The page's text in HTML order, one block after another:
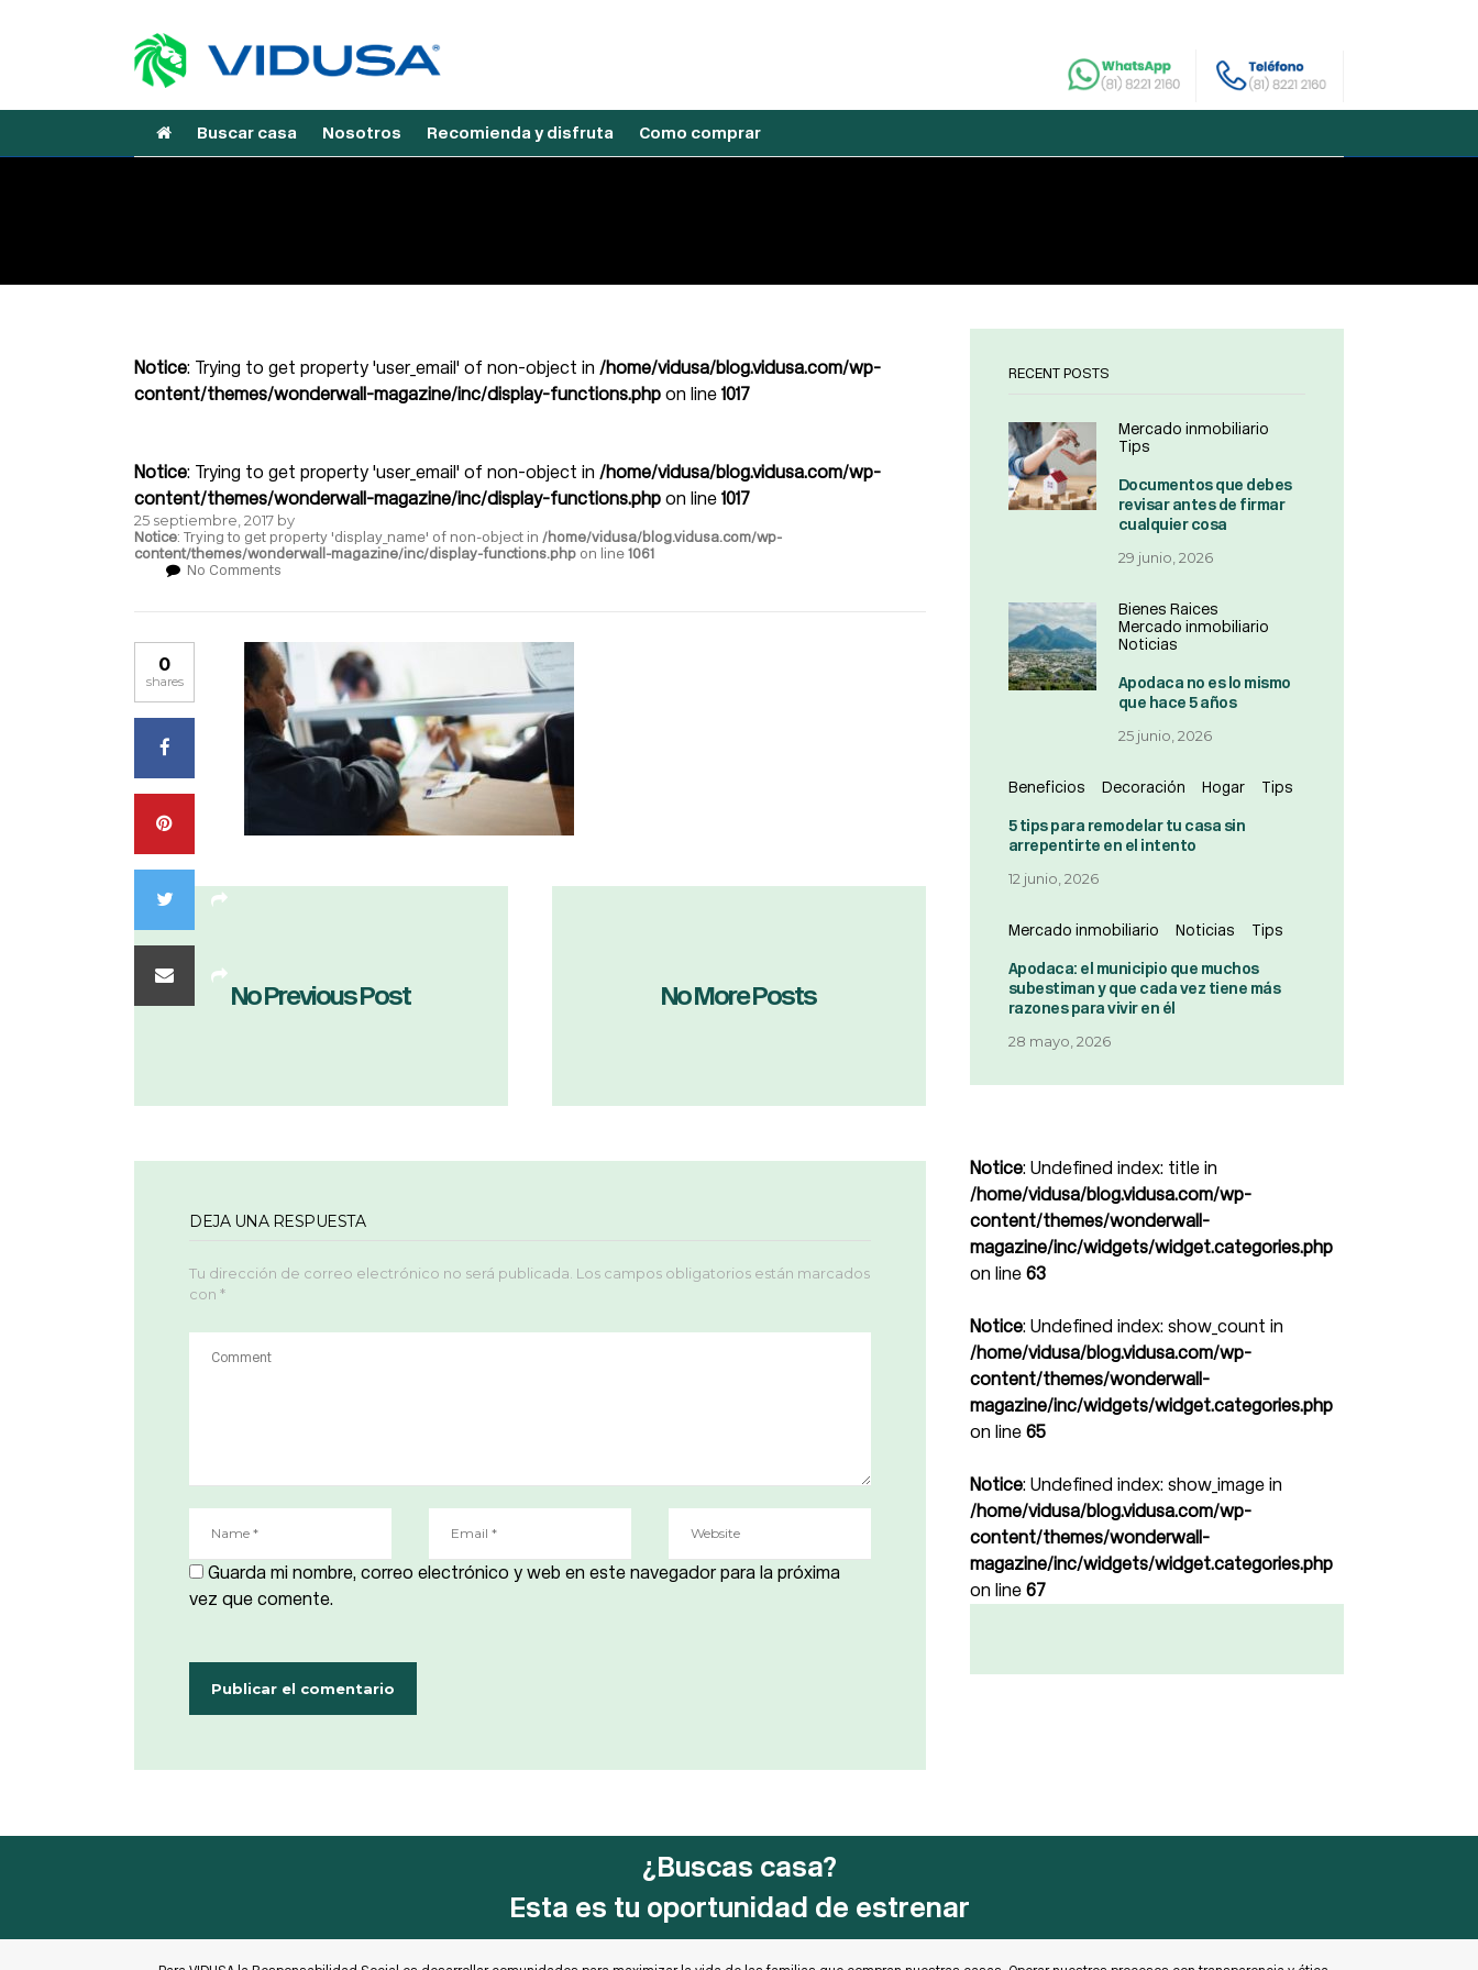
Buscar casa Nosotros Recomienda y disfruta Como comprar
Notice: Trying to get property 'user_email' of non-object in /home/vidusa/blog.vidusa.com/wp-
content/themes/wonderwall-magazine/inc/display-functions.php on line 1017
Notice: Trying to get property 'user_email' of non-object in /home/vidusa/blog.vidusa.com/wp-
content/themes/wonderwall-magazine/inc/display-functions.php on line 1017
25 septiembre, 2017 by
Notice: Trying to get property 'display_name' of non-object in /home/vidusa/blog.vidusa.com/wp-
content/themes/wonderwall-magazine/inc/display-functions.php on line 1061
No Comments
0
shares
No Previous Post No More Posts
DEJA UNA RESPUESTA
Tu dirección de correo electrónico no será publicada. Los campos obligatorios están marcados
con *
Guarda mi nombre, correo electrónico y web en este navegador para la próxima
vez que comente.
RECENT POSTS
Mercado inmobiliario
Tips
Documentos que debes
revisar antes de firmar
cualquier cosa
29 junio, 2026
Bienes Raices
Mercado inmobiliario
Noticias
Apodaca no es lo mismo
que hace 5 años
25 junio, 2026
Beneficios Decoración Hogar Tips
5 tips para remodelar tu casa sin
arrepentirte en el intento
12 junio, 2026
Mercado inmobiliario Noticias Tips
Apodaca: el municipio que muchos
subestiman y que cada vez tiene más
razones para vivir en él
28 mayo, 2026
Notice: Undefined index: title in
/home/vidusa/blog.vidusa.com/wp-
content/themes/wonderwall-
magazine/inc/widgets/widget.categories.php
on line 63
Notice: Undefined index: show_count in
/home/vidusa/blog.vidusa.com/wp-
content/themes/wonderwall-
magazine/inc/widgets/widget.categories.php
on line 65
Notice: Undefined index: show_image in
/home/vidusa/blog.vidusa.com/wp-
content/themes/wonderwall-
magazine/inc/widgets/widget.categories.php
on line 67
¿Buscas casa?
Esta es tu oportunidad de estrenar